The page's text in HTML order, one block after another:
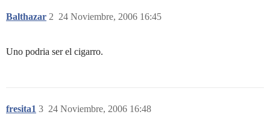
Balthazar 24 Noviembre, 2006 16:45
2
Uno podria ser el cigarro.
fresita1 24 Noviembre, 2006 16:48
3